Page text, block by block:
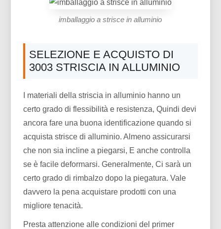
imballaggio a strisce in alluminio
SELEZIONE E ACQUISTO DI
3003 STRISCIA IN ALLUMINIO
I materiali della striscia in alluminio hanno un
certo grado di flessibilità e resistenza, Quindi devi
ancora fare una buona identificazione quando si
acquista strisce di alluminio. Almeno assicurarsi
che non sia incline a piegarsi, E anche controlla
se è facile deformarsi. Generalmente, Ci sarà un
certo grado di rimbalzo dopo la piegatura. Vale
davvero la pena acquistare prodotti con una
migliore tenacità.
Presta attenzione alle condizioni del primer